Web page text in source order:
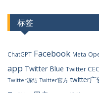
标签
ChatGPT Facebook Meta
app Twitter Blue Twitter
Twitter冻结 Twitter官方 twitter广